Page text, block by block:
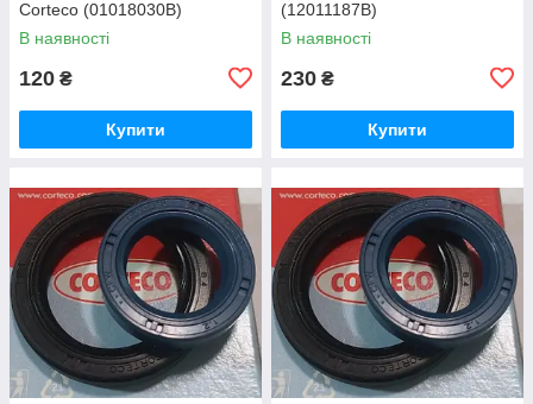
Corteco (01018030В)
В наявності
120 ₴
Купити
(12011187В)
В наявності
230 ₴
Купити